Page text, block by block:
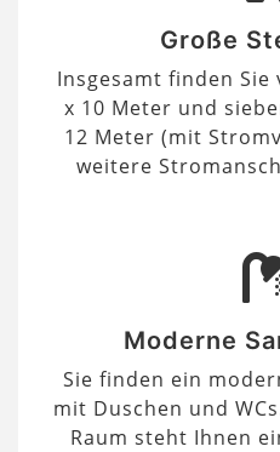
Große
Insgesamt finden
x 10 Meter und
12 Meter (mit
weitere
Moderne
Sie finden ein
mit Duschen und
Raum steht Ihnen